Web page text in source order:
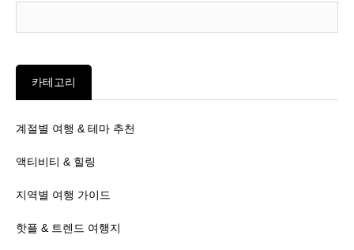
카테고리
계절별 여행 & 테마 추천
액티비티 & 힐링
지역별 여행 가이드
핫플 & 트렌드 여행지